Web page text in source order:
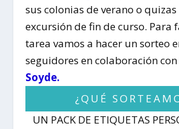
sus colonias de verano o quizas
excursión de fin de curso. Para
tarea vamos a hacer un sorteo
seguidores en colaboración
Soyde.
¿QUÉ
UN PACK DE ETIQUETAS